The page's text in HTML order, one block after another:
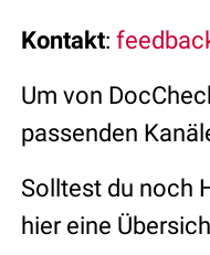
Kontakt:
Um von
passenden
Solltest du noch
hier eine